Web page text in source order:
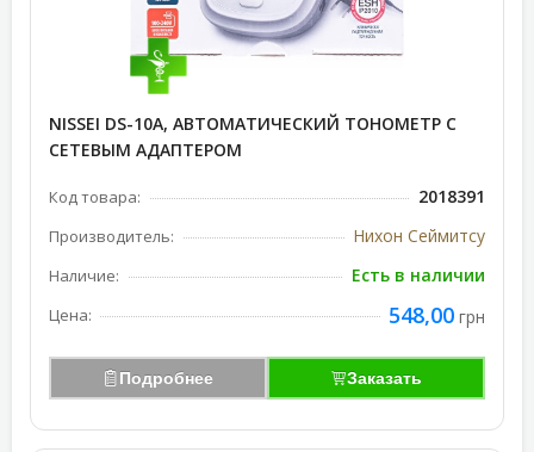
NISSEI DS-10A, АВТОМАТИЧЕСКИЙ ТОНОМЕТР С
СЕТЕВЫМ АДАПТЕРОМ
Код товара: 2018391
Производитель: Нихон Сеймитсу
Наличие: Есть в наличии
Цена: 548,00 грн
Подробнее Заказать